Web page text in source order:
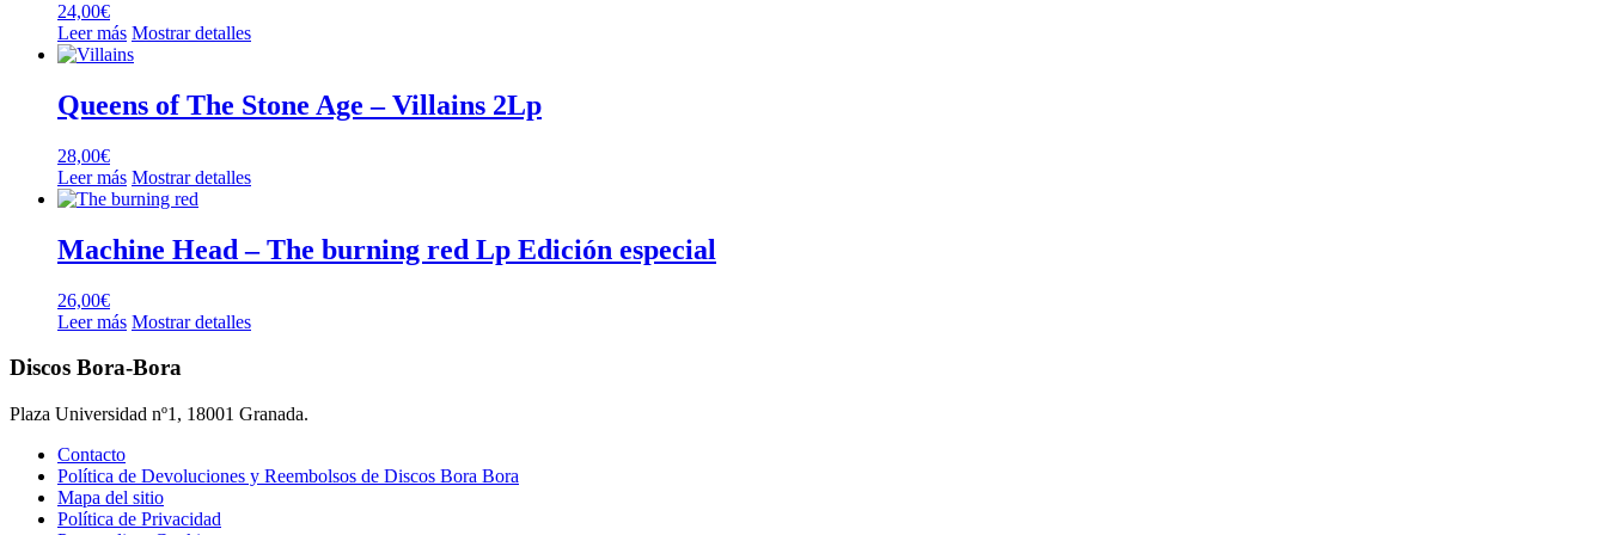
24,00€
Leer más Mostrar detalles
Queens of The Stone Age – Villains 2Lp
28,00€
Leer más Mostrar detalles
Machine Head – The burning red Lp Edición especial
26,00€
Leer más Mostrar detalles
Discos Bora-Bora
Plaza Universidad nº1, 18001 Granada.
Contacto
Política de Devoluciones y Reembolsos de Discos Bora Bora
Mapa del sitio
Política de Privacidad